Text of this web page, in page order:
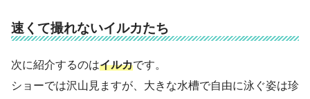
速くて撮れないイルカたち
次に紹介するのはイルカです。
ショーでは沢山見ますが、大きな水槽で自由に泳ぐ姿は珍